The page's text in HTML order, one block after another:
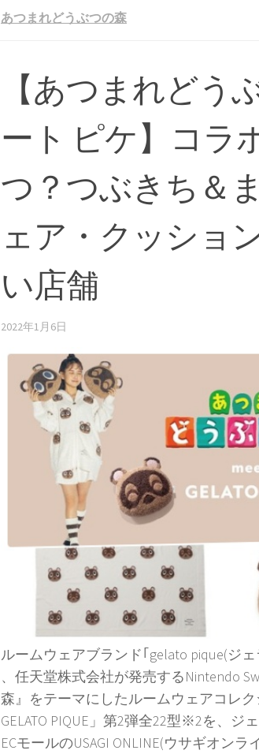
あつまれどうぶつの森
【あつまれどう
ート ピケ】コラ
つ？つぶきち＆
ェア・クッショ
い店舗
2022年1月6日
ルームウェアブランド｢gelato pique(ジ
、任天堂株式会社が発売するNintendo
森』をテーマにしたルームウェアコレ
GELATO PIQUE」第2弾全22型※2を、ジ
ECモールのUSAGI ONLINE(ウサギオン